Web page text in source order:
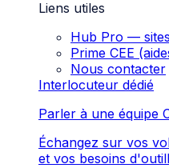
Liens utiles
Hub Pro —
Prime CEE
Nous contacter
Interlocuteur dédié
Parler à une équipe
Échangez sur vos
et vos besoins